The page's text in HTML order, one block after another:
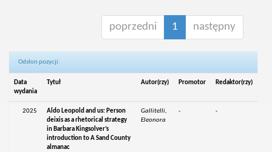
poprzedni 1 następny
Odsłon pozycji:
Data
wydania
Tytuł Autor(rzy) Promotor Redaktor(rzy)
2025
Aldo Leopold and us: Person
deixis as a rhetorical strategy
in Barbara Kingsolver’s
introduction to A Sand County
almanac
Gallitelli,
Eleonora
- -